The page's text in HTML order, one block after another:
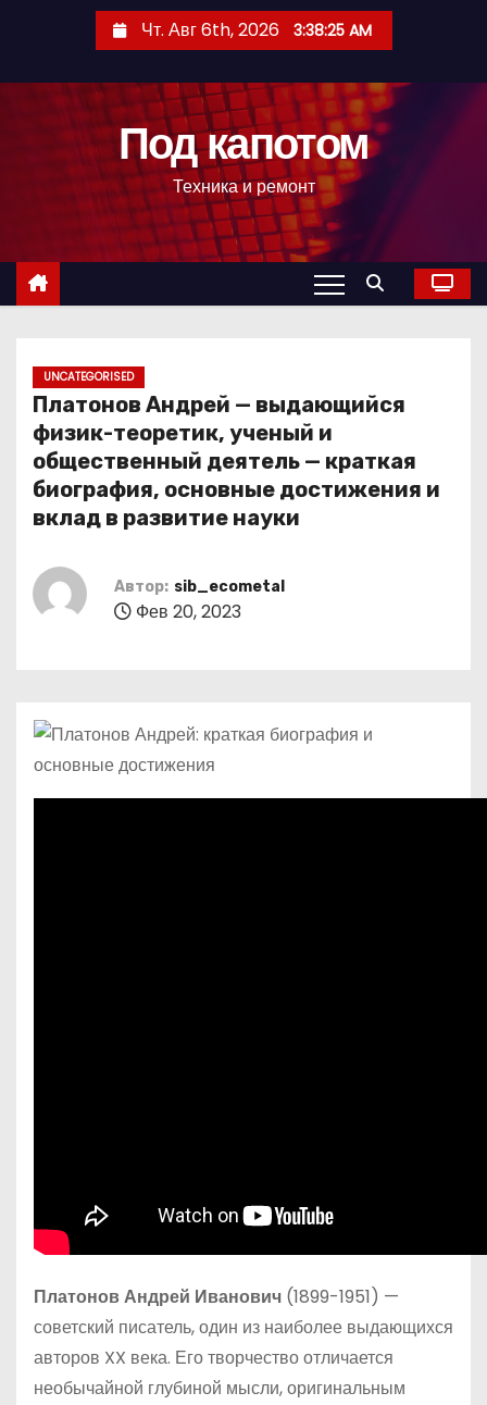
с
Чт. Авг 6th, 2026 3:38:26 AM
Под капотом
Техника и ремонт
UNCATEGORISED
Платонов Андрей — выдающийся
физик-теоретик, ученый и
общественный деятель — краткая
биография, основные достижения и
вклад в развитие науки
Автор: sib_ecometal
Фев 20, 2023
Платонов Андрей Иванович (1899-1951) —
советский писатель, один из наиболее выдающихся
авторов XX века. Его творчество отличается
необычайной глубиной мысли, оригинальным